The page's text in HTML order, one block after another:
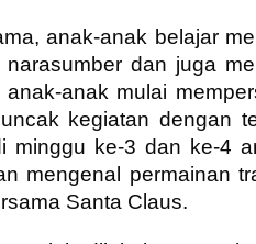
anak-anak belajar
narasumber dan juga
anak mulai
kegiatan dengan
minggu ke-3 dan ke-4
mengenal permainan
Santa Claus.